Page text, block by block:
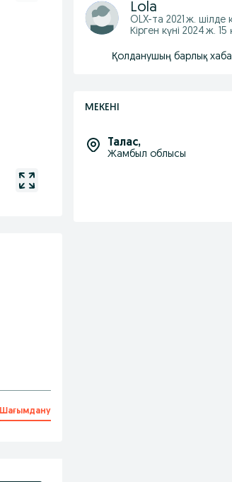
Шағымдану
Lola
OLX-та 2021 ж. шілде
Кірген күні 2024 ж. 15
Қолданушың барлық
МЕКЕНІ
Талас,
Жамбыл облысы